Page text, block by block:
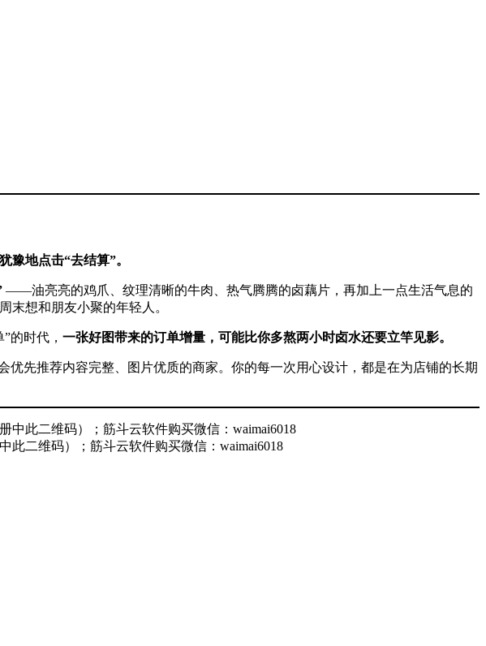
豫地点击“去结算”。
​ ——油亮亮的鸡爪、纹理清晰的牛肉、热气腾腾的卤藕片，再加上一点生活气息的
末想和朋友小聚的年轻人。
的时代， 一张好图带来的订单增量，可能比你多熬两小时卤水还要立竿见影。
先推荐内容完整、图片优质的商家。你的每一次用心设计，都是在为店铺的长期
此二维码）；筋斗云软件购买微信：waimai6018